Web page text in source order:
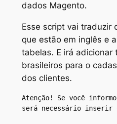
dados Magento.
Esse script vai traduzir
que estão em inglês e
tabelas. E irá adicionar
brasileiros para o
dos clientes.
Atenção! Se você
será necessário inserir